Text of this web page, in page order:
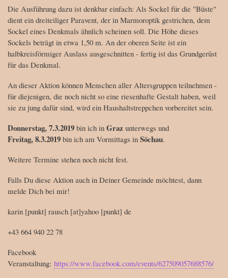
Die Ausführung dazu ist denkbar einfach: Als Sockel für die "Büste"
dient ein dreiteiliger Paravent, der in Marmoroptik gestrichen, dem
Sockel eines Denkmals ähnlich scheinen soll. Die Höhe dieses
Sockels beträgt in etwa 1,50 m. An der oberen Seite ist ein
halbkreisförmiger Auslass ausgeschnitten - fertig ist das Grundgerüst
für das Denkmal.
An dieser Aktion können Menschen aller Altersgruppen teilnehmen -
für diejenigen, die noch nicht so eine riesenhafte Gestalt haben, weil
sie zu jung dafür sind, wird ein Haushaltstreppchen vorbereitet sein.
Donnerstag,7.3.2019 bin ich in Graz unterwegs und
Freitag, 8.3.2019 bin ich am Vormittags in Söchau.
Weitere Termine stehen noch nicht fest.
Falls Du diese Aktion auch in Deiner Gemeinde möchtest, dann
melde Dich bei mir!
karin [punkt] rausch [at]yahoo [punkt] de
+43 664 940 22 78
Facebook
Veranstaltung: https://www.facebook.com/events/627509057688576/